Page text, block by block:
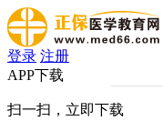
登录 注册
APP下载
扫一扫，立即下载